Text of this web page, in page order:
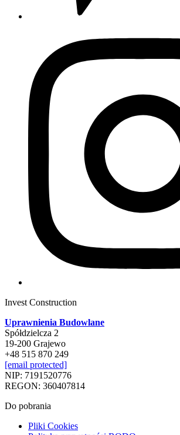
Invest Construction
Uprawnienia Budowlane
Spółdzielcza 2
19-200 Grajewo
+48 515 870 249
[email protected]
NIP: 7191520776
REGON: 360407814
Do pobrania
Pliki Cookies